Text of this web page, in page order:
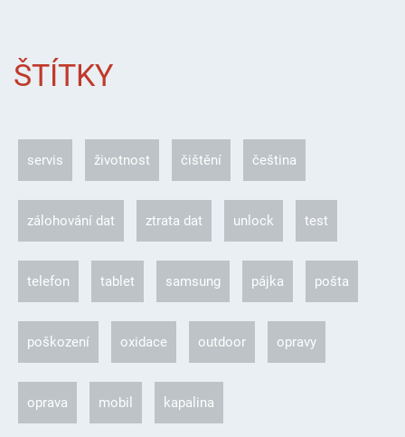
ŠTÍTKY
servis životnost čištění čeština
zálohování dat ztrata dat unlock test
telefon tablet samsung pájka pošta
poškození oxidace outdoor opravy
oprava mobil kapalina